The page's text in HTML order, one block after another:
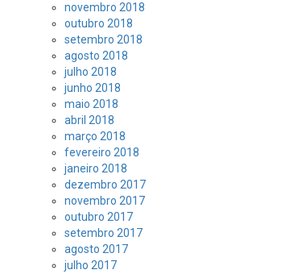
novembro 2018
outubro 2018
setembro 2018
agosto 2018
julho 2018
junho 2018
maio 2018
abril 2018
março 2018
fevereiro 2018
janeiro 2018
dezembro 2017
novembro 2017
outubro 2017
setembro 2017
agosto 2017
julho 2017